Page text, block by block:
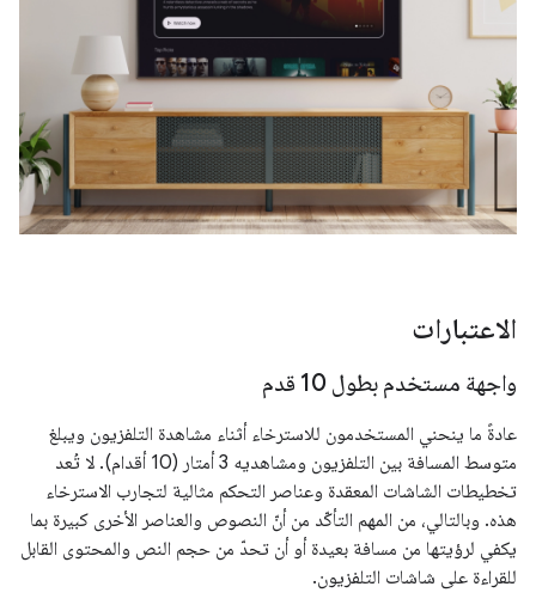
الاعتبارات
واجهة مستخدم بطول 10 قدم
عادةً ما ينحني المستخدمون للاسترخاء أثناء مشاهدة التلفزيون ويبلغ
متوسط المسافة بين التلفزيون ومشاهديه 3 أمتار (10 أقدام). لا تُعد
تخطيطات الشاشات المعقدة وعناصر التحكم مثالية لتجارب الاسترخاء
هذه. وبالتالي، من المهم التأكّد من أنّ النصوص والعناصر الأخرى كبيرة بما
يكفي لرؤيتها من مسافة بعيدة أو أن تحدّ من حجم النص والمحتوى القابل
للقراءة على شاشات التلفزيون.